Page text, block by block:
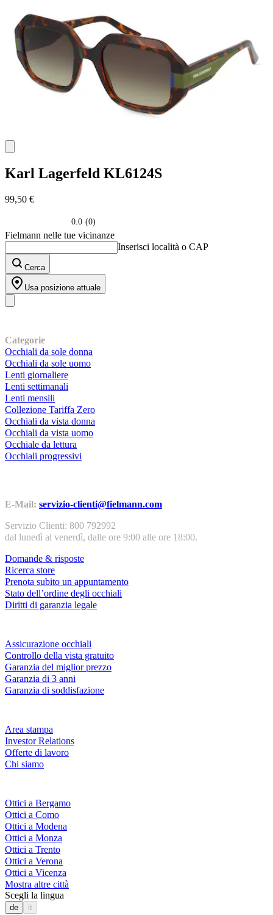
stelle.
Karl Lagerfeld KL6124S
99,50 €
0.0 (0)
su
stelle.
Fielmann nelle tue vicinanze
Inserisci località o CAP
Cerca
Usa posizione attuale
Categorie
Occhiali da sole donna
Occhiali da sole uomo
Lenti giornaliere
Lenti settimanali
Lenti mensili
Collezione Tariffa Zero
Occhiali da vista donna
Occhiali da vista uomo
Occhiale da lettura
Occhiali progressivi
E-Mail: servizio-clienti@fielmann.com
Servizio Clienti: 800 792992
dal lunedì al venerdì, dalle ore 9:00 alle ore 18:00.
Domande & risposte
Ricerca store
Prenota subito un appuntamento
Stato dell’ordine degli occhiali
Diritti di garanzia legale
Assicurazione occhiali
Controllo della vista gratuito
Garanzia del miglior prezzo
Garanzia di 3 anni
Garanzia di soddisfazione
Area stampa
Investor Relations
Offerte di lavoro
Chi siamo
Ottici a Bergamo
Ottici a Como
Ottici a Modena
Ottici a Monza
Ottici a Trento
Ottici a Verona
Ottici a Vicenza
Mostra altre città
Scegli la lingua
de it